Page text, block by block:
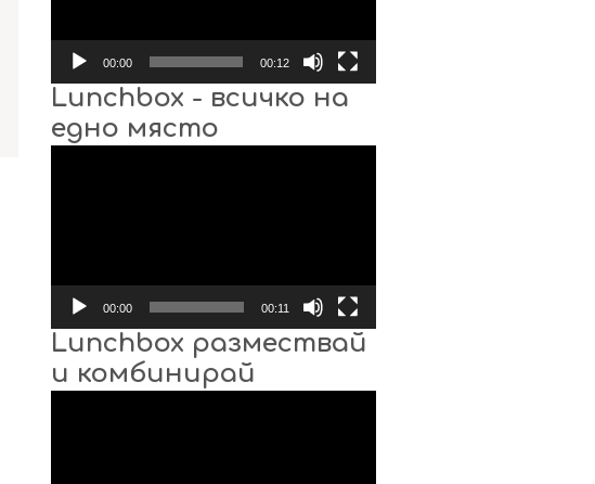
00:00 00:12
Lunchbox - всичко на
едно място
00:00 00:11
Lunchbox размествай
и комбинирай